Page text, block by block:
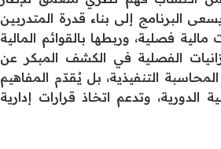
البرنامج إلى بناء قدرة المتدربين
فصلية، وربطها بالقوائم المالية
الفصلية في الكشف المبكر عن
التنفيذية، بل يُقدّم المفاهيم
وتدعم اتخاذ قرارات إدارية